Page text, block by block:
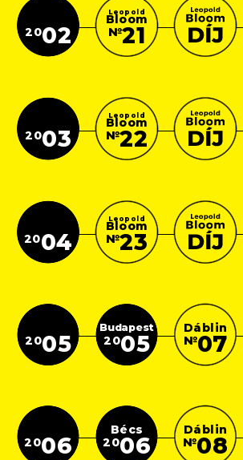
2002
Leopold
Bloom
№21
2003
Leopold
Bloom
№22
2004
Leopold
Bloom
№23
2005
Budapest
2005
Dáblin
№07
2006
Bécs
2006
Dáblin
№08